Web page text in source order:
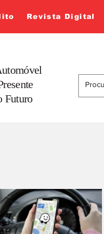
Revista Digital
Futuro